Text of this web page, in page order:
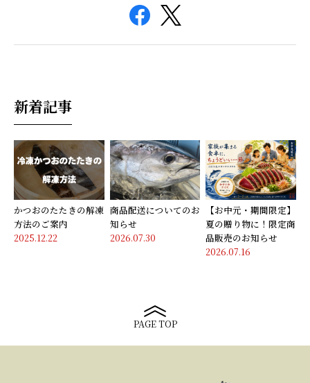
新着記事
かつおのたたきの解凍
方法のご案内
2025.12.22
商品配送についてのお
知らせ
2026.07.30
【お中元・期間限定】
夏の贈り物に！限定商
品販売のお知らせ
2026.07.16
PAGE TOP